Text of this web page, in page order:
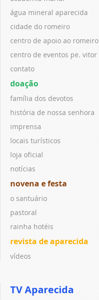
água mineral aparecida
cidade do romeiro
centro de apoio ao romeiro
centro de eventos pe. vitor
contato
doação
família dos devotos
história de nossa senhora
imprensa
locais turísticos
loja oficial
notícias
novena e festa
o santuário
pastoral
rainha hotéis
revista de aparecida
vídeos
TV Aparecida